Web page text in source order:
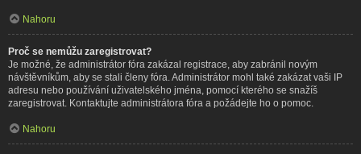
Nahoru
Proč se nemůžu zaregistrovat?
Je možné, že administrátor fóra zakázal registrace, aby zabránil novým
návštěvníkům, aby se stali členy fóra. Administrátor mohl také zakázat vaši IP
adresu nebo používání uživatelského jména, pomocí kterého se snažíš
zaregistrovat. Kontaktujte administrátora fóra a požádejte ho o pomoc.
Nahoru